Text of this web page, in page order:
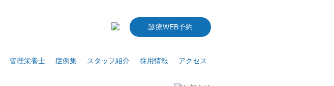
診療WEB予約
管理栄養士 症例集 スタッフ紹介 採用情報 アクセス